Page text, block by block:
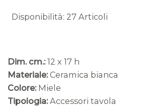
Disponibilità: 27 Articoli
Dim. cm.: 12 x 17 h
Materiale: Ceramica bianca
Colore: Miele
Tipologia: Accessori tavola